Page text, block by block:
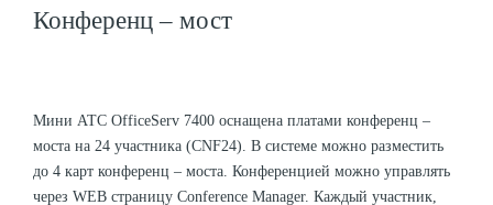
Конференц – мост
Мини АТС OfficeServ 7400 оснащена платами конференц –
моста на 24 участника (CNF24). В системе можно разместить
до 4 карт конференц – моста. Конференцией можно управлять
через WEB страницу Conference Manager. Каждый участник,